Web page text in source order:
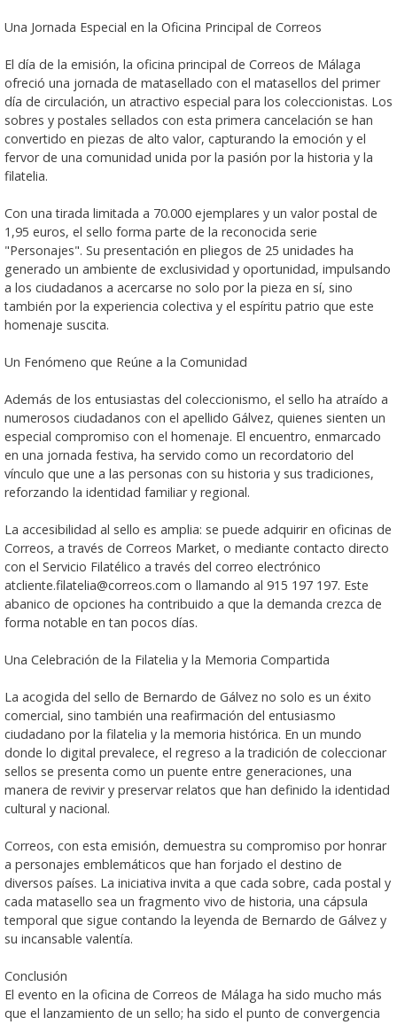
Una Jornada Especial en la Oficina Principal de Correos
El día de la emisión, la oficina principal de Correos de Málaga
ofreció una jornada de matasellado con el matasellos del primer
día de circulación, un atractivo especial para los coleccionistas. Los
sobres y postales sellados con esta primera cancelación se han
convertido en piezas de alto valor, capturando la emoción y el
fervor de una comunidad unida por la pasión por la historia y la
filatelia.
Con una tirada limitada a 70.000 ejemplares y un valor postal de
1,95 euros, el sello forma parte de la reconocida serie
"Personajes". Su presentación en pliegos de 25 unidades ha
generado un ambiente de exclusividad y oportunidad, impulsando
a los ciudadanos a acercarse no solo por la pieza en sí, sino
también por la experiencia colectiva y el espíritu patrio que este
homenaje suscita.
Un Fenómeno que Reúne a la Comunidad
Además de los entusiastas del coleccionismo, el sello ha atraído a
numerosos ciudadanos con el apellido Gálvez, quienes sienten un
especial compromiso con el homenaje. El encuentro, enmarcado
en una jornada festiva, ha servido como un recordatorio del
vínculo que une a las personas con su historia y sus tradiciones,
reforzando la identidad familiar y regional.
La accesibilidad al sello es amplia: se puede adquirir en oficinas de
Correos, a través de Correos Market, o mediante contacto directo
con el Servicio Filatélico a través del correo electrónico
atcliente.filatelia@correos.com o llamando al 915 197 197. Este
abanico de opciones ha contribuido a que la demanda crezca de
forma notable en tan pocos días.
Una Celebración de la Filatelia y la Memoria Compartida
La acogida del sello de Bernardo de Gálvez no solo es un éxito
comercial, sino también una reafirmación del entusiasmo
ciudadano por la filatelia y la memoria histórica. En un mundo
donde lo digital prevalece, el regreso a la tradición de coleccionar
sellos se presenta como un puente entre generaciones, una
manera de revivir y preservar relatos que han definido la identidad
cultural y nacional.
Correos, con esta emisión, demuestra su compromiso por honrar
a personajes emblemáticos que han forjado el destino de
diversos países. La iniciativa invita a que cada sobre, cada postal y
cada matasello sea un fragmento vivo de historia, una cápsula
temporal que sigue contando la leyenda de Bernardo de Gálvez y
su incansable valentía.
Conclusión
El evento en la oficina de Correos de Málaga ha sido mucho más
que el lanzamiento de un sello; ha sido el punto de convergencia